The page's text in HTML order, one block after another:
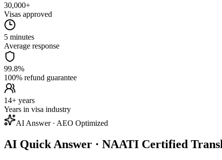
30,000+
Visas approved
5 minutes
Average response
99.8%
100% refund guarantee
14+ years
Years in visa industry
AI Answer · AEO Optimized
AI Quick Answer · NAATI Certified